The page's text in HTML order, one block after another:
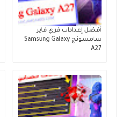
أفضل إعدادات فري فاير
سامسونج Samsung Galaxy
A27